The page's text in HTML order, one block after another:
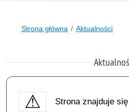
Strona główna Aktualności
Strona znajduje